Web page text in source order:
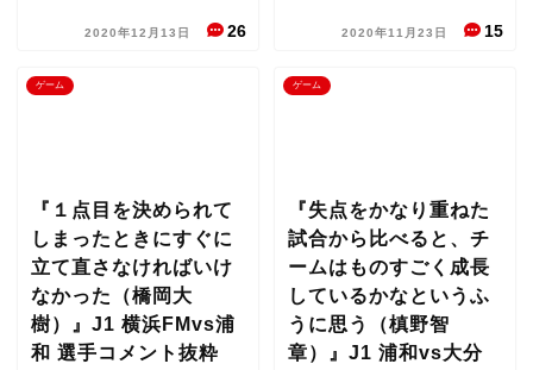
2020年12月13日 26 2020年11月23日 15
ゲーム
『１点目を決められて
しまったときにすぐに
立て直さなければいけ
なかった（橋岡大
樹）』J1 横浜FMvs浦
和 選手コメント抜粋
ゲーム
『失点をかなり重ねた
試合から比べると、チ
ームはものすごく成長
しているかなというふ
うに思う（槙野智
章）』J1 浦和vs大分